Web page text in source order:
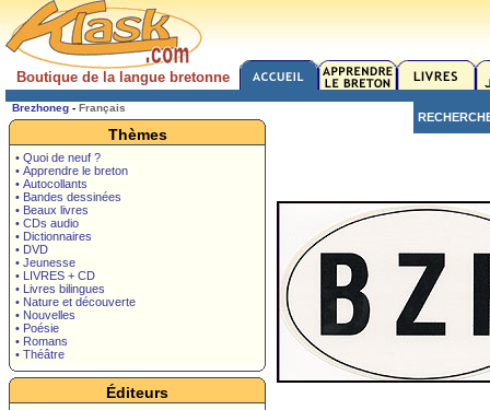
Boutique de la langue bretonne
Brezhoneg - Français
Thèmes
• Quoi de neuf ?
• Apprendre le breton
• Autocollants
• Bandes dessinées
• Beaux livres
• CDs audio
• Dictionnaires
• DVD
• Jeunesse
• LIVRES + CD
• Livres bilingues
• Nature et découverte
• Nouvelles
• Poésie
• Romans
• Théâtre
Éditeurs